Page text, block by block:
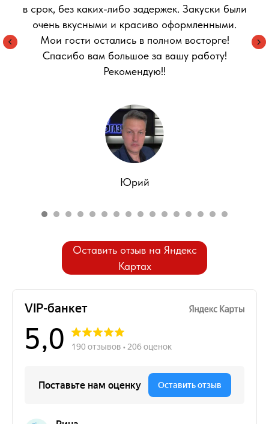
в срок, без каких-либо задержек. Закуски были
очень вкусными и красиво оформленными.
Мои гости остались в полном восторге!
Спасибо вам большое за вашу работу!
Рекомендую!!
Юрий
Оставить отзыв на Яндекс
Картах
/ безналичный
рассчет